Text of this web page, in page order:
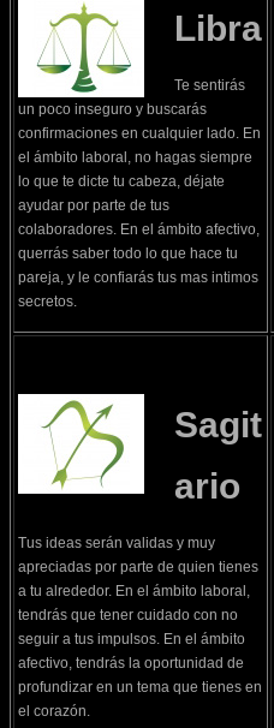
Libra
Te sentirás
un poco inseguro y buscarás
confirmaciones en cualquier lado. En
el ámbito laboral, no hagas siempre
lo que te dicte tu cabeza, déjate
ayudar por parte de tus
colaboradores. En el ámbito afectivo,
querrás saber todo lo que hace tu
pareja, y le confiarás tus mas intimos
secretos.
Sagit
ario
Tus ideas serán validas y muy
apreciadas por parte de quien tienes
a tu alrededor. En el ámbito laboral,
tendrás que tener cuidado con no
seguir a tus impulsos. En el ámbito
afectivo, tendrás la oportunidad de
profundizar en un tema que tienes en
el corazón.